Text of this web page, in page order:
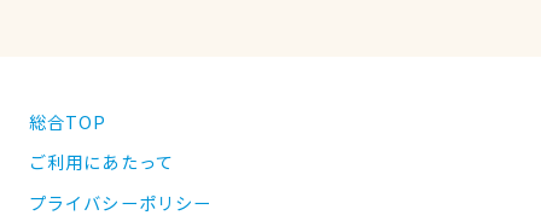
総合TOP
ご利用にあたって
プライバシーポリシー